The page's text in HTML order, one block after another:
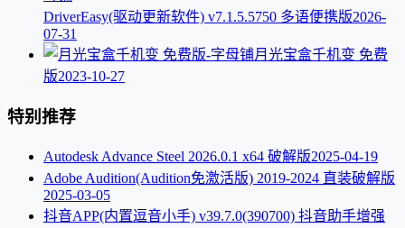
DriverEasy(驱动更新软件) v7.1.5.5750 多语便携版2026-
07-31
月光宝盒千机变 免费
版2023-10-27
特别推荐
Autodesk Advance Steel 2026.0.1 x64 破解版2025-04-19
Adobe Audition(Audition免激活版) 2019-2024 直装破解版
2025-03-05
抖音APP(内置逗音小手) v39.7.0(390700) 抖音助手增强